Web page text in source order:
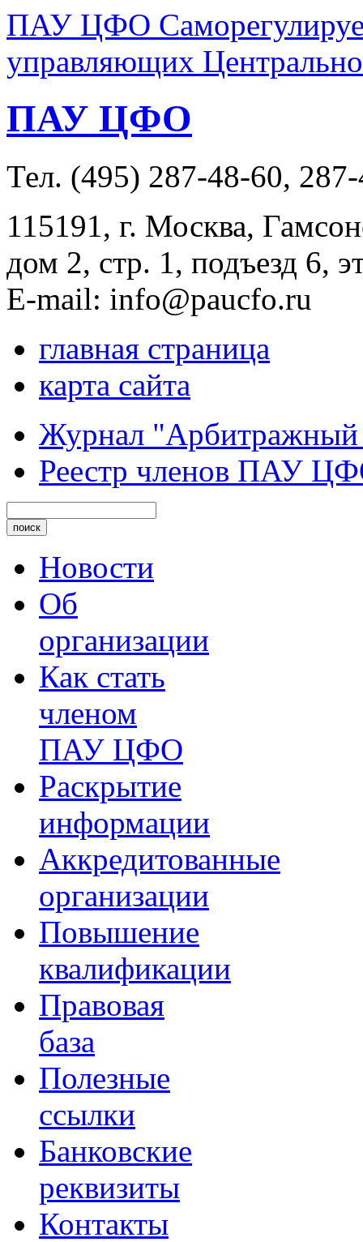
ПАУ ЦФО
управляющих
ПАУ ЦФО
Тел. (495) 287-48-60,
115191, г. Москва,
дом 2, стр. 1, подъезд 6,
E-mail: info@paucfo.ru
главная страница
карта сайта
Журнал
Реестр членов ПАУ
Новости
Об
организации
Как стать
членом
ПАУ ЦФО
Раскрытие
информации
Аккредитованные
организации
Повышение
квалификации
Правовая
база
Полезные
ссылки
Банковские
реквизиты
Контакты